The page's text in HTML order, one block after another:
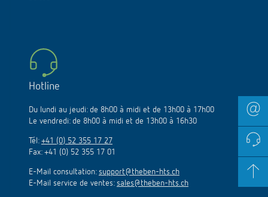
Hotline
Du lundi au jeudi: de 8h00 à midi et de 13h00 à 17h00
Le vendredi: de 8h00 à midi et de 13h00 à 16h30
Tél: +41 (0) 52 355 17 27
Fax: +41 (0) 52 355 17 01
E-Mail consultation: support@theben-hts.ch
E-Mail service de ventes: sales@theben-hts.ch